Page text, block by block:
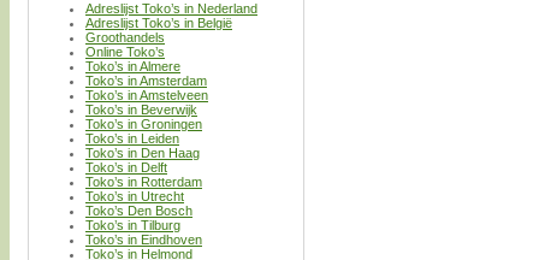
Adreslijst Toko’s in Nederland
Adreslijst Toko’s in België
Groothandels
Online Toko’s
Toko’s in Almere
Toko’s in Amsterdam
Toko’s in Amstelveen
Toko’s in Beverwijk
Toko’s in Groningen
Toko’s in Leiden
Toko’s in Den Haag
Toko’s in Delft
Toko’s in Rotterdam
Toko’s in Utrecht
Toko’s Den Bosch
Toko’s in Tilburg
Toko’s in Eindhoven
Toko’s in Helmond